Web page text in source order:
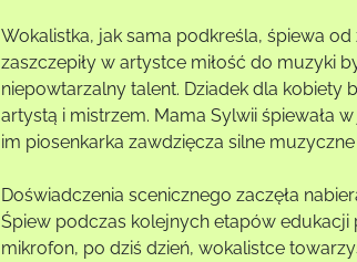
Wokalistka, jak sama podkreśla, śpiewa
zaszczepiły w artystce miłość do muzyki
niepowtarzalny talent. Dziadek dla kobiety
artystą i mistrzem. Mama Sylwii śpiewała
im piosenkarka zawdzięcza silne muzyczne
Doświadczenia scenicznego zaczęła
Śpiew podczas kolejnych etapów edukacji
mikrofon, po dziś dzień, wokalistce